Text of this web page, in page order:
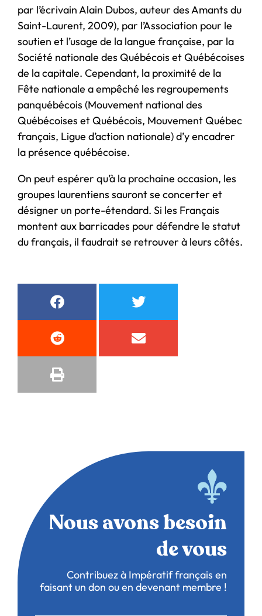
par l’écrivain Alain Dubos, auteur des Amants du
Saint-Laurent, 2009), par l’Association pour le
soutien et l’usage de la langue française, par la
Société nationale des Québécois et Québécoises
de la capitale. Cependant, la proximité de la
Fête nationale a empêché les regroupements
panquébécois (Mouvement national des
Québécoises et Québécois, Mouvement Québec
français, Ligue d’action nationale) d’y encadrer
la présence québécoise.
On peut espérer qu’à la prochaine occasion, les
groupes laurentiens sauront se concerter et
désigner un porte-étendard. Si les Français
montent aux barricades pour défendre le statut
du français, il faudrait se retrouver à leurs côtés.
Nous avons besoin
de vous
Contribuez à Impératif français en
faisant un don ou en devenant membre !